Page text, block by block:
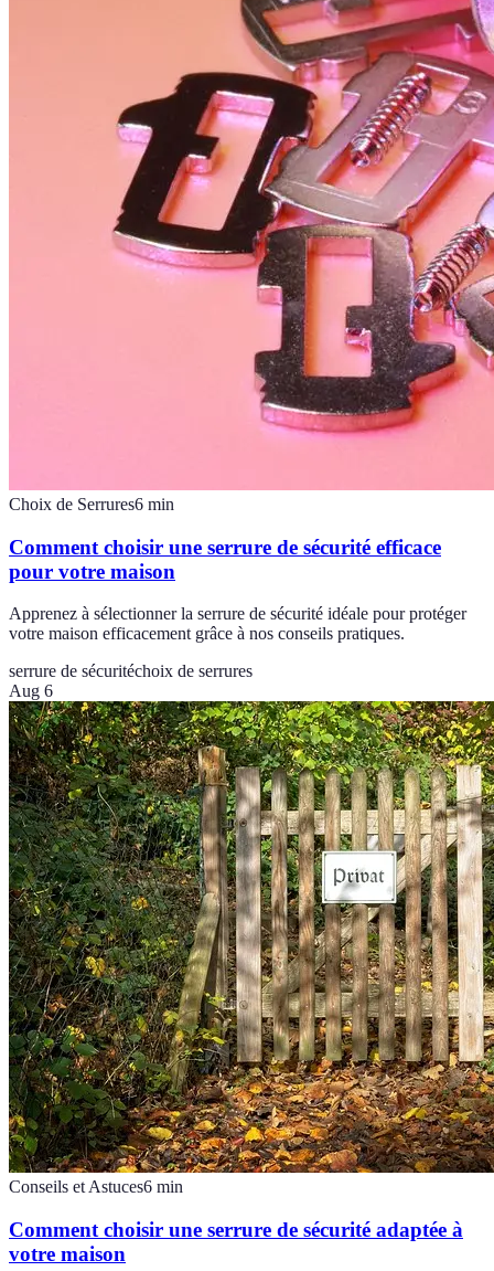
Choix de Serrures6 min
Comment choisir une serrure de sécurité efficace
pour votre maison
Apprenez à sélectionner la serrure de sécurité idéale pour protéger
votre maison efficacement grâce à nos conseils pratiques.
serrure de sécuritéchoix de serrures
Aug 6
Conseils et Astuces6 min
Comment choisir une serrure de sécurité adaptée à
votre maison